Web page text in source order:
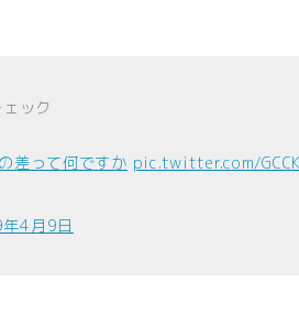
ック
差って何ですか pic.twitter.com/
4月9日